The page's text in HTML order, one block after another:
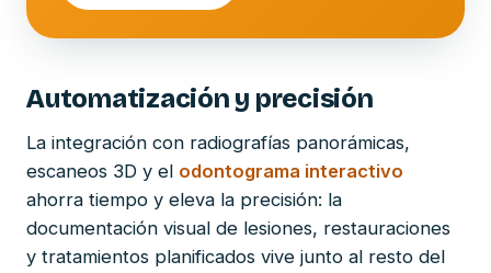
Automatización y precisión
La integración con radiografías panorámicas,
escaneos 3D y el odontograma interactivo
ahorra tiempo y eleva la precisión: la
documentación visual de lesiones, restauraciones
y tratamientos planificados vive junto al resto del